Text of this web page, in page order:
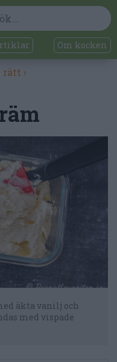
Om kocken
rätt ›
äkta vanilj och
med vispade